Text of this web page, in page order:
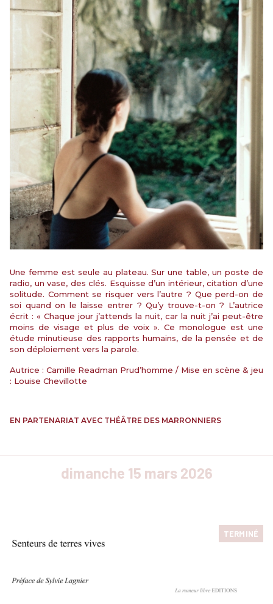
Une femme est seule au plateau. Sur une table, un poste de
radio, un vase, des clés. Esquisse d’un intérieur, citation d’une
solitude. Comment se risquer vers l’autre ? Que perd-on de
soi quand on le laisse entrer ? Qu’y trouve-t-on ? L’autrice
écrit : « Chaque jour j’attends la nuit, car la nuit j’ai peut-être
moins de visage et plus de voix ». Ce monologue est une
étude minutieuse des rapports humains, de la pensée et de
son déploiement vers la parole.
Autrice : Camille Readman Prud’homme / Mise en scène & jeu
: Louise Chevillotte
EN PARTENARIAT AVEC THÉÂTRE DES MARRONNIERS
dimanche 15 mars 2026
TERMINÉ